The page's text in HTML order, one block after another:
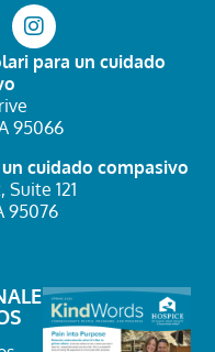
para un cuidado
95066
cuidado compasivo
121
95076